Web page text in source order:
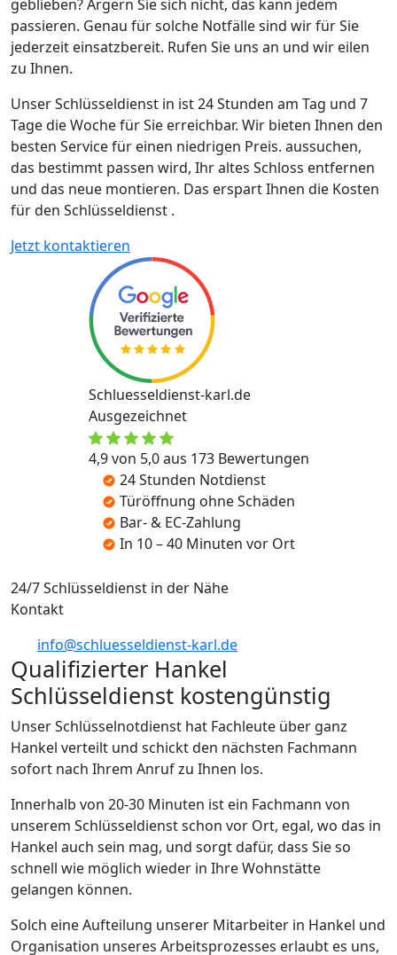
geblieben? Ärgern Sie sich nicht, das kann jedem
passieren. Genau für solche Notfälle sind wir für Sie
jederzeit einsatzbereit. Rufen Sie uns an und wir eilen
zu Ihnen.
Unser Schlüsseldienst in ist 24 Stunden am Tag und 7
Tage die Woche für Sie erreichbar. Wir bieten Ihnen den
besten Service für einen niedrigen Preis. aussuchen,
das bestimmt passen wird, Ihr altes Schloss entfernen
und das neue montieren. Das erspart Ihnen die Kosten
für den Schlüsseldienst .
Jetzt kontaktieren
Schluesseldienst-karl.de
Ausgezeichnet
4,9 von 5,0 aus 173 Bewertungen
24 Stunden Notdienst
Türöffnung ohne Schäden
Bar- & EC-Zahlung
In 10 – 40 Minuten vor Ort
24/7 Schlüsseldienst in der Nähe
Kontakt
info@schluesseldienst-karl.de
Qualifizierter Hankel
Schlüsseldienst kostengünstig
Unser Schlüsselnotdienst hat Fachleute über ganz
Hankel verteilt und schickt den nächsten Fachmann
sofort nach Ihrem Anruf zu Ihnen los.
Innerhalb von 20-30 Minuten ist ein Fachmann von
unserem Schlüsseldienst schon vor Ort, egal, wo das in
Hankel auch sein mag, und sorgt dafür, dass Sie so
schnell wie möglich wieder in Ihre Wohnstätte
gelangen können.
Solch eine Aufteilung unserer Mitarbeiter in Hankel und
Organisation unseres Arbeitsprozesses erlaubt es uns,